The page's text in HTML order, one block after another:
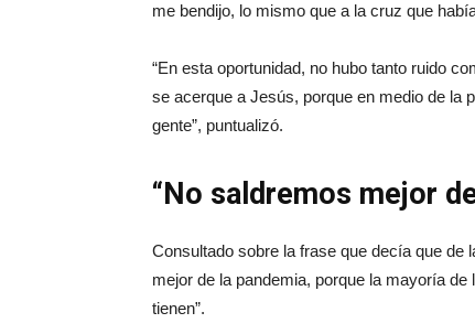
me bendijo, lo mismo que a la cruz que
“En esta oportunidad, no hubo tanto ruido
se acerque a Jesús, porque en medio de la
gente”, puntualizó.
“No saldremos mejor
Consultado sobre la frase que decía que de
mejor de la pandemia, porque la mayoría
tienen”.